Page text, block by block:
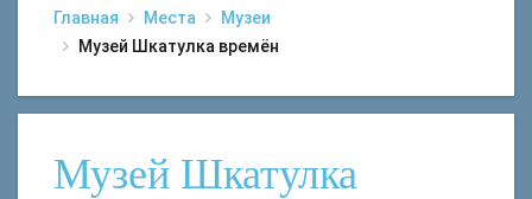
Главная Места
Музеи
Музей Шкатулка времён
Музей Шкатулка